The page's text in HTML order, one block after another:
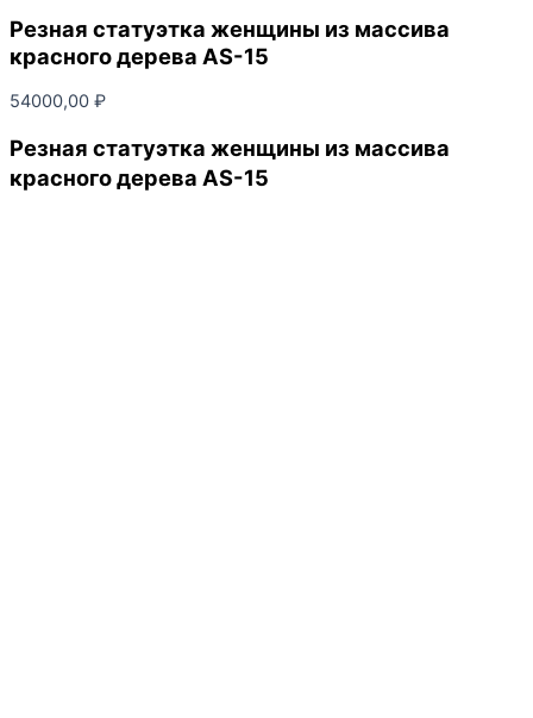
Резная статуэтка женщины из массива
красного дерева AS-15
54000,00 ₽
Резная статуэтка женщины из массива
красного дерева AS-15